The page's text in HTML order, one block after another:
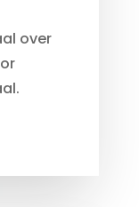
over